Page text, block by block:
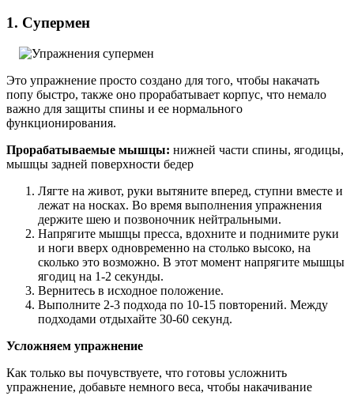
1. Супермен
Это упражнение просто создано для того, чтобы накачать
попу быстро, также оно прорабатывает корпус, что немало
важно для защиты спины и ее нормального
функционирования.
Прорабатываемые мышцы: нижней части спины, ягодицы,
мышцы задней поверхности бедер
Лягте на живот, руки вытяните вперед, ступни вместе и
лежат на носках. Во время выполнения упражнения
держите шею и позвоночник нейтральными.
Напрягите мышцы пресса, вдохните и поднимите руки
и ноги вверх одновременно на столько высоко, на
сколько это возможно. В этот момент напрягите мышцы
ягодиц на 1-2 секунды.
Вернитесь в исходное положение.
Выполните 2-3 подхода по 10-15 повторений. Между
подходами отдыхайте 30-60 секунд.
Усложняем упражнение
Как только вы почувствуете, что готовы усложнить
упражнение, добавьте немного веса, чтобы накачивание